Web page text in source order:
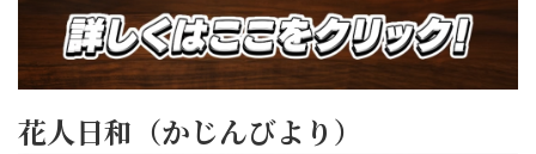
花人日和（かじんびより）